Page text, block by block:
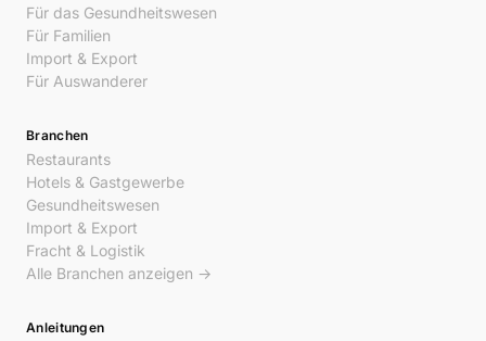
Für das Gesundheitswesen
Für Familien
Import & Export
Für Auswanderer
Branchen
Restaurants
Hotels & Gastgewerbe
Gesundheitswesen
Import & Export
Fracht & Logistik
Alle Branchen anzeigen →
Anleitungen